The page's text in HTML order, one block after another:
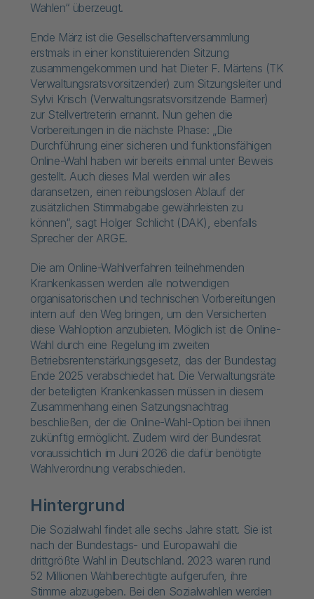
Wahlen“ überzeugt.
Ende März ist die Gesellschafterversammlung
erstmals in einer konstituierenden Sitzung
zusammengekommen und hat Dieter F. Märtens (TK
Verwaltungsratsvorsitzender) zum Sitzungsleiter und
Sylvi Krisch (Verwaltungsratsvorsitzende Barmer)
zur Stellvertreterin ernannt. Nun gehen die
Vorbereitungen in die nächste Phase: „Die
Durchführung einer sicheren und funktionsfähigen
Online-Wahl haben wir bereits einmal unter Beweis
gestellt. Auch dieses Mal werden wir alles
daransetzen, einen reibungslosen Ablauf der
zusätzlichen Stimmabgabe gewährleisten zu
können“, sagt Holger Schlicht (DAK), ebenfalls
Sprecher der ARGE.
Die am Online-Wahlverfahren teilnehmenden
Krankenkassen werden alle notwendigen
organisatorischen und technischen Vorbereitungen
intern auf den Weg bringen, um den Versicherten
diese Wahloption anzubieten. Möglich ist die Online-
Wahl durch eine Regelung im zweiten
Betriebsrentenstärkungsgesetz, das der Bundestag
Ende 2025 verabschiedet hat. Die Verwaltungsräte
der beteiligten Krankenkassen müssen in diesem
Zusammenhang einen Satzungsnachtrag
beschließen, der die Online-Wahl-Option bei ihnen
zukünftig ermöglicht. Zudem wird der Bundesrat
voraussichtlich im Juni 2026 die dafür benötigte
Wahlverordnung verabschieden.
Hintergrund
Die Sozialwahl findet alle sechs Jahre statt. Sie ist
nach der Bundestags- und Europawahl die
drittgrößte Wahl in Deutschland. 2023 waren rund
52 Millionen Wahlberechtigte aufgerufen, ihre
Stimme abzugeben. Bei den Sozialwahlen werden